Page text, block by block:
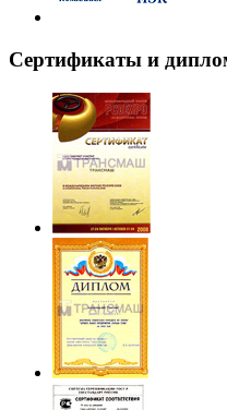
Cертификаты и